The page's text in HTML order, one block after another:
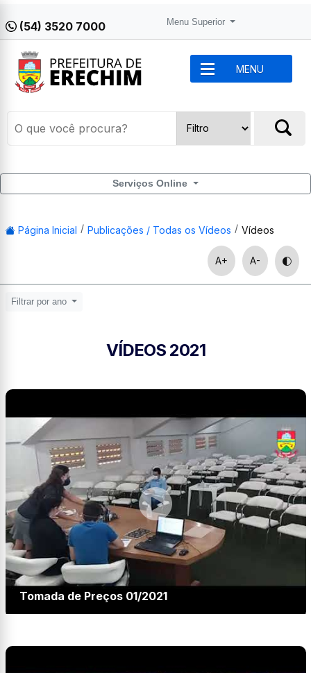
(54) 3520 7000 Menu Superior
MENU
Serviços Online
Página Inicial Publicações / Todas os Vídeos Vídeos
A+ A-
Filtrar por ano
VÍDEOS 2021
Tomada de Preços 01/2021